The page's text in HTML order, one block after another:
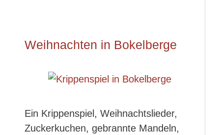
Weihnachten in Bokelberge
Ein Krippenspiel, Weihnachtslieder,
Zuckerkuchen, gebrannte Mandeln,